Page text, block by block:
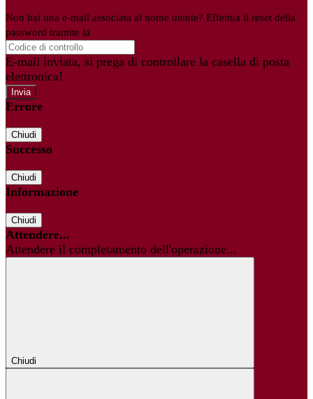
Non hai una e-mail associata al nome utente? Effettua il reset della
password tramite la
E-mail inviata, si prega di controllare la casella di posta
elettronica!
Errore
Chiudi
Successo
Chiudi
Informazione
Chiudi
Attendere...
Attendere il completamento dell'operazione...
Chiudi